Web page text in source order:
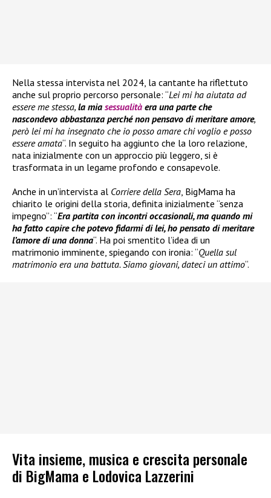
Nella stessa intervista nel 2024, la cantante ha riflettuto
anche sul proprio percorso personale: “Lei mi ha aiutata ad
essere me stessa, la mia sessualità era una parte che
nascondevo abbastanza perché non pensavo di meritare amore,
però lei mi ha insegnato che io posso amare chi voglio e posso
essere amata“. In seguito ha aggiunto che la loro relazione,
nata inizialmente con un approccio più leggero, si è
trasformata in un legame profondo e consapevole.
Anche in un’intervista al Corriere della Sera, BigMama ha
chiarito le origini della storia, definita inizialmente “senza
impegno”: “Era partita con incontri occasionali, ma quando mi
ha fatto capire che potevo fidarmi di lei, ho pensato di meritare
l’amore di una donna“. Ha poi smentito l’idea di un
matrimonio imminente, spiegando con ironia: “Quella sul
matrimonio era una battuta. Siamo giovani, dateci un attimo“.
Vita insieme, musica e crescita personale
di BigMama e Lodovica Lazzerini